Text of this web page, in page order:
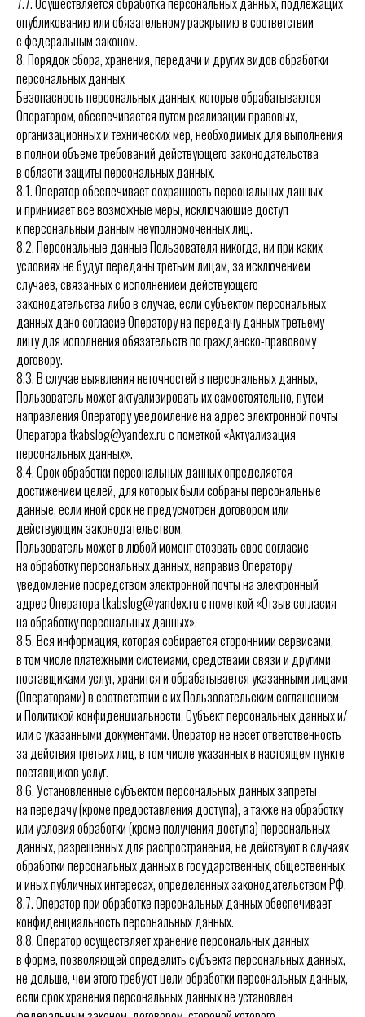
опубликованию или обязательному раскрытию в соответствии
с федеральным законом.
8. Порядок сбора, хранения, передачи и других видов обработки
персональных данных
Безопасность персональных данных, которые обрабатываются
Оператором, обеспечивается путем реализации правовых,
организационных и технических мер, необходимых для выполнения
в полном объеме требований действующего законодательства
в области защиты персональных данных.
8.1. Оператор обеспечивает сохранность персональных данных
и принимает все возможные меры, исключающие доступ
к персональным данным неуполномоченных лиц.
8.2. Персональные данные Пользователя никогда, ни при каких
условиях не будут переданы третьим лицам, за исключением
случаев, связанных с исполнением действующего
законодательства либо в случае, если субъектом персональных
данных дано согласие Оператору на передачу данных третьему
лицу для исполнения обязательств по гражданско-правовому
договору.
8.3. В случае выявления неточностей в персональных данных,
Пользователь может актуализировать их самостоятельно, путем
направления Оператору уведомление на адрес электронной почты
Оператора tkabslog@yandex.ru с пометкой «Актуализация
персональных данных».
8.4. Срок обработки персональных данных определяется
достижением целей, для которых были собраны персональные
данные, если иной срок не предусмотрен договором или
действующим законодательством.
Пользователь может в любой момент отозвать свое согласие
на обработку персональных данных, направив Оператору
уведомление посредством электронной почты на электронный
адрес Оператора tkabslog@yandex.ru с пометкой «Отзыв согласия
на обработку персональных данных».
8.5. Вся информация, которая собирается сторонними сервисами,
в том числе платежными системами, средствами связи и другими
поставщиками услуг, хранится и обрабатывается указанными лицами
(Операторами) в соответствии с их Пользовательским соглашением
и Политикой конфиденциальности. Субъект персональных данных и/
или с указанными документами. Оператор не несет ответственность
за действия третьих лиц, в том числе указанных в настоящем пункте
поставщиков услуг.
8.6. Установленные субъектом персональных данных запреты
на передачу (кроме предоставления доступа), а также на обработку
или условия обработки (кроме получения доступа) персональных
данных, разрешенных для распространения, не действуют в случаях
обработки персональных данных в государственных, общественных
и иных публичных интересах, определенных законодательством РФ.
8.7. Оператор при обработке персональных данных обеспечивает
конфиденциальность персональных данных.
8.8. Оператор осуществляет хранение персональных данных
в форме, позволяющей определить субъекта персональных данных,
не дольше, чем этого требуют цели обработки персональных данных,
если срок хранения персональных данных не установлен